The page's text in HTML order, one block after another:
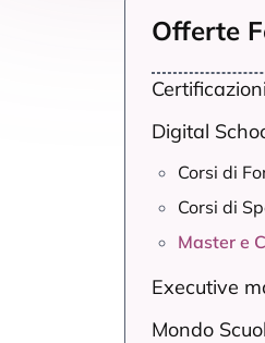
Offerte
Digital
Corsi di
Corsi di
Master e
Executive
Mondo